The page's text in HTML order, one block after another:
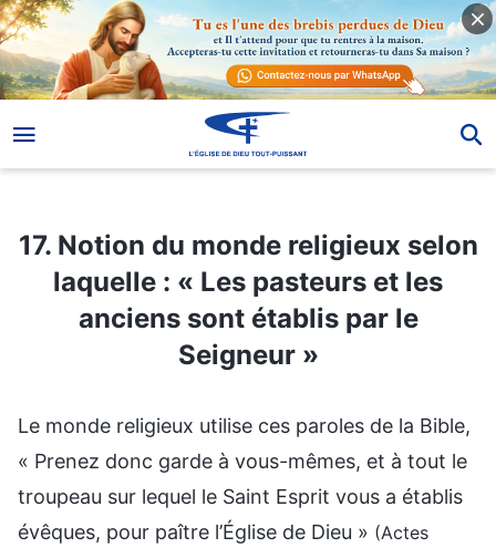
17. Notion du monde religieux selon
laquelle : « Les pasteurs et les
anciens sont établis par le
Seigneur »
Le monde religieux utilise ces paroles de la Bible,
« Prenez donc garde à vous-mêmes, et à tout le
troupeau sur lequel le Saint Esprit vous a établis
évêques, pour paître l’Église de Dieu » (Actes